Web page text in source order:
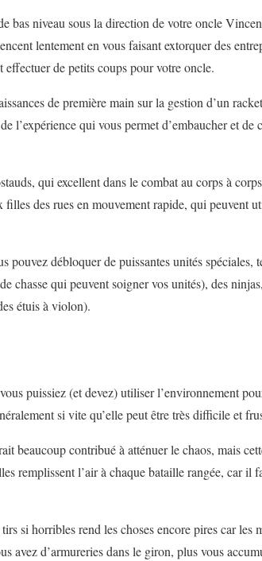
bas niveau sous la direction de votre oncle
lentement en vous faisant extorquer des
effectuer de petits coups pour votre oncle.
de première main sur la gestion d’un
l’expérience qui vous permet d’embaucher et
qui excellent dans le combat au corps à
des rues en mouvement rapide, qui peuvent
pouvez débloquer de puissantes unités spéciales,
chasse qui peuvent soigner vos unités), des
étuis à violon).
puissiez (et devez) utiliser l’environnement
si vite qu’elle peut être très difficile et
beaucoup contribué à atténuer le chaos, mais
remplissent l’air à chaque bataille rangée, car il
si horribles rend les choses encore pires car les
avez d’armureries dans le giron, plus vous